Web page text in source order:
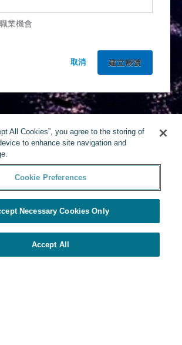
業機會
取消
All Cookies”, you agree to the storing of
to enhance site navigation and
Cookie Preferences
Necessary Cookies Only
Accept All